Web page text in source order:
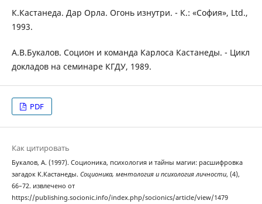
К.Кастанеда. Дар Орла. Огонь изнутри. - К.: «София», Ltd.,
1993.
А.В.Букалов. Социон и команда Карлоса Кастанеды. - Цикл
докладов на семинаре КГДУ, 1989.
PDF
Как цитировать
Букалов, А. (1997). Соционика, психология и тайны магии: расшифровка
загадок К.Кастанеды. Соционика, ментология и психология личности, (4),
66–72. извлечено от
https://publishing.socionic.info/index.php/socionics/article/view/1479